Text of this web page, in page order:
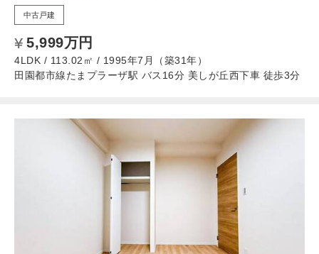
中古戸建
5,999万円
4LDK / 113.02㎡ / 1995年7月（築31年）
田園都市線たまプラーザ駅 バス16分 美しが丘西下車 徒歩3分